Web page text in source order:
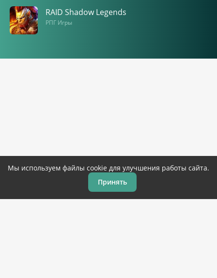
RAID Shadow Legends
РПГ Игры
Программы
Мы используем файлы cookie для улучшения работы сайта.
Принять